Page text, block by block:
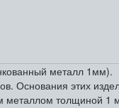
металл 1мм).
Основания этих
металлом толщиной 1